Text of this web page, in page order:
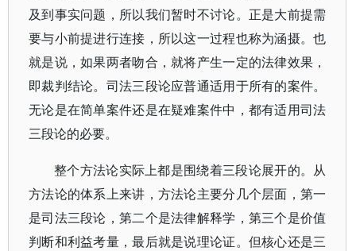
及到事实问题，所以我们暂时不讨论。正是大前提需
要与小前提进行连接，所以这一过程也称为涵摄。也
就是说，如果两者吻合，就将产生一定的法律效果，
即裁判结论。司法三段论应普通适用于所有的案件。
无论是在简单案件还是在疑难案件中，都有适用司法
三段论的必要。
整个方法论实际上都是围绕着三段论展开的。从
方法论的体系上来讲，方法论主要分几个层面，第一
是司法三段论，第二个是法律解释学，第三个是价值
判断和利益考量，最后就是说理论证。但核心还是三